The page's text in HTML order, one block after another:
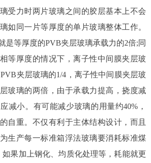
受力时两片玻璃之间的胶层基本上不会
如同一片等厚度的单片玻璃整体工作。
是等厚度的PVB夹层玻璃承载力的2倍;同
等厚度的情况下，离子性中间膜夹层玻
夹层玻璃的1/4，离子性中间膜夹层玻
玻璃的两倍，由于承载力提高，挠度减
减小。有可能减少玻璃的用量约40%，
自重。不仅有利于主体结构设计，而且
生产每一标准箱浮法玻璃要消耗标准煤
如果加上钢化、均质化处理等，耗能就更